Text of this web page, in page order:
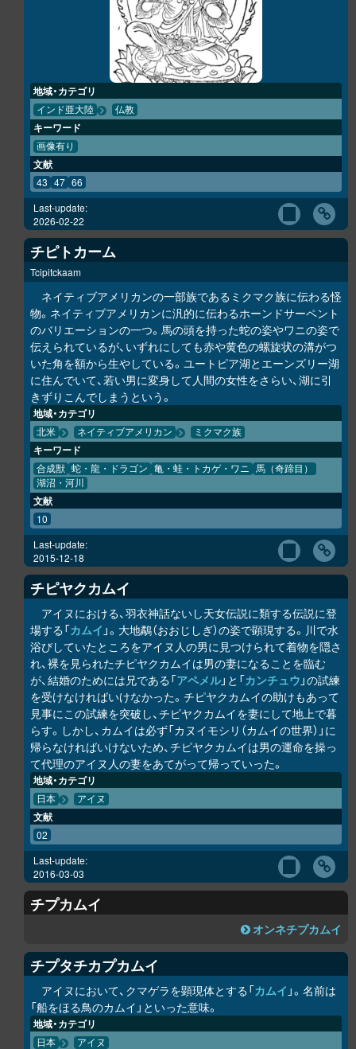
地域・カテゴリ
インド亜大陸 仏教
キーワード
画像有り
文献
43 47 66
Last-update:
2026-02-22
チピトカーム
Tcipitckaam
ネイティブアメリカンの一部族であるミクマク族に伝わる怪
物。ネイティブアメリカンに汎的に伝わるホーンドサーペント
のバリエーションの一つ。馬の頭を持った蛇の姿やワニの姿で
伝えられているが、いずれにしても赤や黄色の螺旋状の溝がつ
いた角を額から生やしている。ユートピア湖とエーンズリー湖
に住んでいて、若い男に変身して人間の女性をさらい、湖に引
きずりこんでしまうという。
地域・カテゴリ
北米 ネイティブアメリカン ミクマク族
キーワード
合成獣 蛇・龍・ドラゴン 亀・蛙・トカゲ・ワニ
馬（奇蹄目）
湖沼・河川
文献
10
Last-update:
2015-12-18
チピヤクカムイ
アイヌにおける、羽衣神話ないし天女伝説に類する伝説に登
場する「カムイ 」。大地鷸（おおじしぎ）の姿で顕現する。川で水
浴びしていたところをアイヌ人の男に見つけられて着物を隠さ
れ、裸を見られたチピヤクカムイは男の妻になることを臨む
が、結婚のためには兄である「アペメル」と「カンチュウ 」の試練
を受けなければいけなかった。チピヤクカムイの助けもあって
見事にこの試練を突破し、チピヤクカムイを妻にして地上で暮
らす。しかし、カムイは必ず「カヌイモシ リ （カムイの世界）」に
帰らなければいけないため、チピヤクカムイは男の運命を操っ
て代理のアイヌ人の妻をあてがって帰っていった。
地域・カテゴリ
日本 アイヌ
文献
02
Last-update:
2016-03-03
チプカムイ
オンネチプカムイ
チプタチカプカムイ
アイヌにおいて、クマゲラを顕現体とする「カムイ 」。名前は
「船をほる鳥のカムイ」といった意味。
地域・カテゴリ
日本 アイヌ